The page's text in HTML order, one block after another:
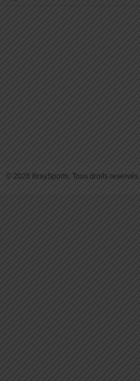
© 2026 BraySports. Tous droits reservés.